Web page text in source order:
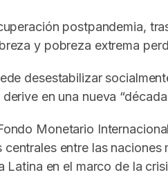
postpandemia,
y pobreza extrema
desestabilizar
en una nueva
Monetario
entre las
en el marco de la